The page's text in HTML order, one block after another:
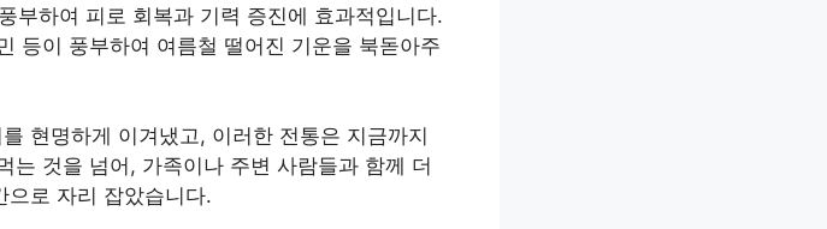
부하여 피로 회복과 기력 증진에 효과적입니다.
등이 풍부하여 여름철 떨어진 기운을 북돋아주
현명하게 이겨냈고, 이러한 전통은 지금까지
는 것을 넘어, 가족이나 주변 사람들과 함께 더
으로 자리 잡았습니다.